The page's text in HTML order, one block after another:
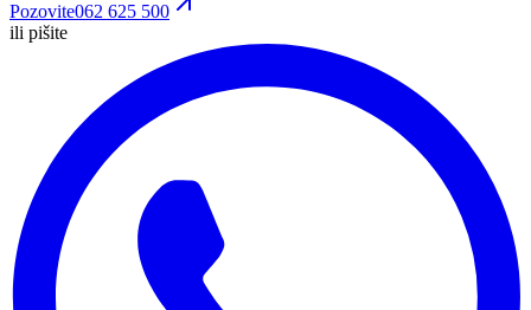
Pozovite062 625 500
ili pišite